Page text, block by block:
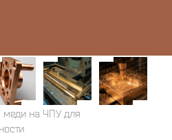
меди на ЧПУ для